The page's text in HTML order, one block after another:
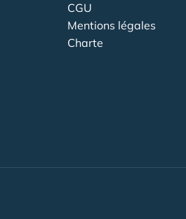
CGU
Mentions légales
Charte